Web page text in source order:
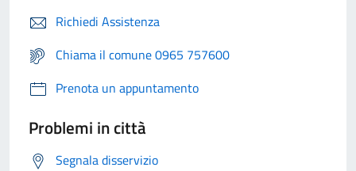
Richiedi Assistenza
Chiama il comune 0965 757600
Prenota un appuntamento
Problemi in città
Segnala disservizio